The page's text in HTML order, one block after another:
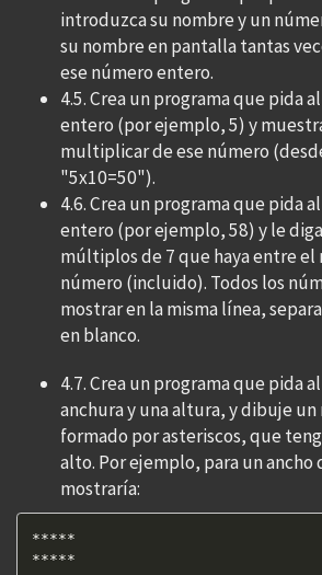
introduzca su nombre y un
su nombre en pantalla tantas
ese número entero.
4.5. Crea un programa que pida
entero (por ejemplo, 5) y
multiplicar de ese número
"5x10=50").
4.6. Crea un programa que pida
entero (por ejemplo, 58) y le
múltiplos de 7 que haya entre el
número (incluido). Todos los
mostrar en la misma línea,
en blanco.
4.7. Crea un programa que pida
anchura y una altura, y dibuje
formado por asteriscos, que
alto. Por ejemplo, para un ancho
mostraría:
*****
*****